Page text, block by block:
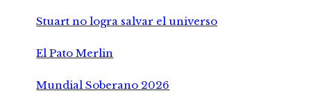
Stuart no logra salvar el universo
El Pato Merlin
Mundial Soberano 2026